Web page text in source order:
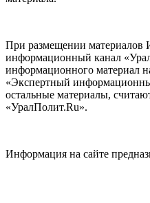
При размещении
информационный канал
информационного материал
«Экспертный
остальные материалы,
«УралПолит.Ru».
Информация на сайте